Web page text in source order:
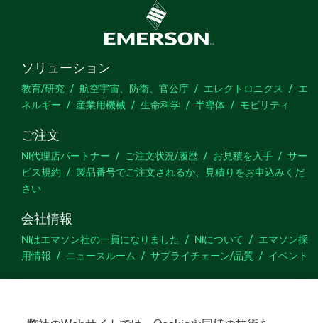
ソリューション
教育/研究 航空宇宙、防衛、官公庁 エレクトロニクス
エ
ネルギー
産業用機械 生命科学 半導体 モビリティ
ご注文
NI代理店パートナー ご注文状況/履歴 お見積を入手
サー
ビス規約
製品番号でご注文されるか、見積りをお申込みくだ
さい
会社情報
NIはエマソン社の一員になりました NIについて
エマソン採
用情報
ニュースルーム サプライチェーン/品質 イベント
サポート